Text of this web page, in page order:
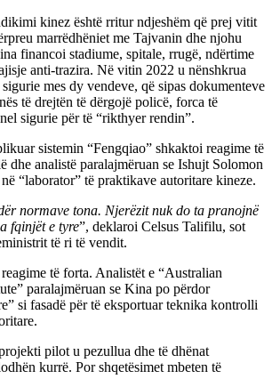
kinez është rritur ndjeshëm që prej vitit
marrëdhëniet me Tajvanin dhe njohu
financoi stadiume, spitale, rrugë, ndërtime
anti-trazira. Në vitin 2022 u nënshkrua
mes dy vendeve, që sipas dokumenteve
të drejtën të dërgojë policë, forca të
sigurie për të “rikthyer rendin”.
sistemin “Fengqiao” shkaktoi reagime të
dhe analistë paralajmëruan se Ishujt Solomon
“laborator” të praktikave autoritare kineze.
normave tona. Njerëzit nuk do ta pranojnë
fqinjët e tyre”, deklaroi Celsus Talifilu, sot
të ri të vendit.
të forta. Analistët e “Australian
paralajmëruan se Kina po përdor
si fasadë për të eksportuar teknika kontrolli
pilot u pezullua dhe të dhënat
kurrë. Por shqetësimet mbeten të